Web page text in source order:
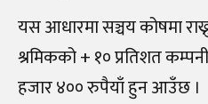
यस आधारमा सञ्चय कोषमा
श्रमिकको + १० प्रतिशत
हजार ४०० रुपैयाँ हुन आउँछ ।